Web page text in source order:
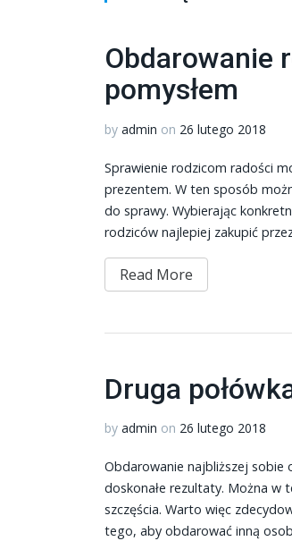
Obdarowanie
pomysłem
by admin on 26 lutego 2018
Sprawienie rodzicom radości
prezentem. W ten sposób
do sprawy. Wybierając
rodziców najlepiej zakupić
Read More
Druga
by admin on 26 lutego 2018
Obdarowanie najbliższej
doskonałe rezultaty. Można w
szczęścia. Warto więc
tego, aby obdarować inną